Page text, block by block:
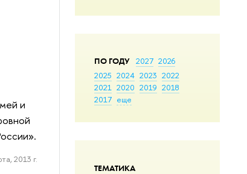
ПО ГОДУ 2027 2026
2025 2024 2023 2022
2021 2020 2019 2018
2017 еще
ТЕМАТИКА
и
2013 г.